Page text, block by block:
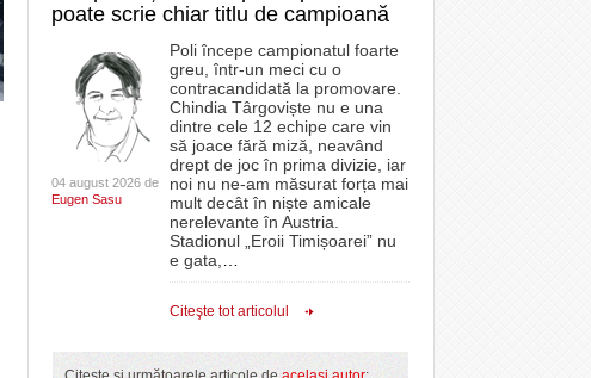
poate scrie chiar titlu de campioană
04 august 2026 de
Eugen Sasu
Poli începe campionatul foarte
greu, într-un meci cu o
contracandidată la promovare.
Chindia Târgoviște nu e una
dintre cele 12 echipe care vin
să joace fără miză, neavând
drept de joc în prima divizie, iar
noi nu ne-am măsurat forța mai
mult decât în niște amicale
nerelevante în Austria.
Stadionul „Eroii Timișoarei” nu
e gata,
Citeşte tot articolul